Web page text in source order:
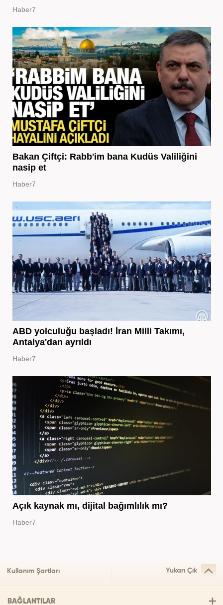
Haber7
Bakan Çiftçi: Rabb'im bana Kudüs Valiliğini
nasip et
Haber7
ABD yolculuğu başladı! İran Milli Takımı,
Antalya'dan ayrıldı
Haber7
Açık kaynak mı, dijital bağımlılık mı?
Haber7
Kullanım Şartları Yukarı Çık
BAĞLANTILAR